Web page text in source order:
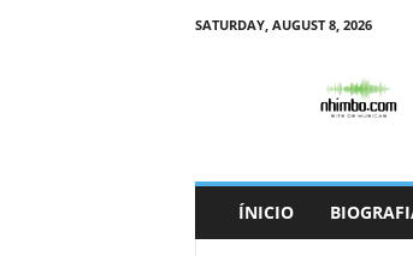
SATURDAY, AUGUST 8, 2026
ÍNICIO